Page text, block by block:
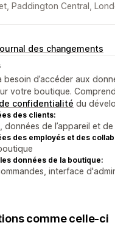
Paddington Central,
des changements
d’accéder aux
votre boutique.
confidentialité du
des clients:
données de l’appareil et de
des employés et des
données de la boutique:
interface
comme celle-ci